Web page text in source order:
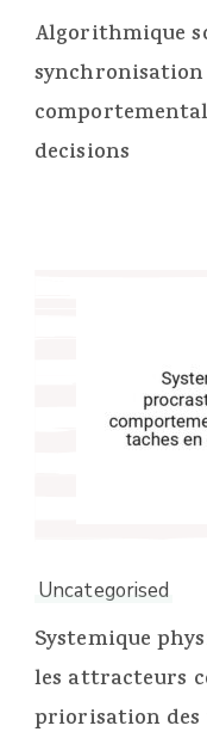
Algorithmique
decisions
Uncategorised
Systemique
les attracteurs
priorisation des